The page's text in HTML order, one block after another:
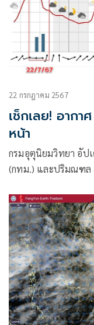
22 กรกฎาคม 2567
เช็กเลย! อาก
หน้า
กรมอุตุนิยมวิทยา อัป
(กทม.) และปริมณฑล